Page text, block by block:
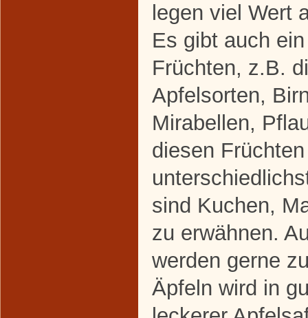
legen viel Wert
Es gibt auch
Früchten, z.B.
Apfelsorten,
Mirabellen,
diesen
sind Kuchen,
zu erwähnen.
werden gerne
Äpfeln wird in